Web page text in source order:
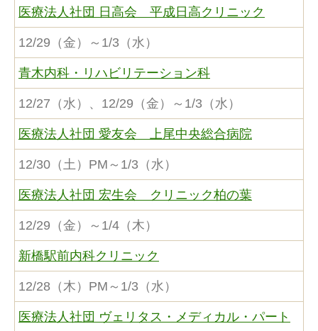
医療法人社団 日高会 平成日高クリニック
12/29（金）～1/3（水）
青木内科・リハビリテーション科
12/27（水）、12/29（金）～1/3（水）
医療法人社団 愛友会 上尾中央総合病院
12/30（土）PM～1/3（水）
医療法人社団 宏生会 クリニック柏の葉
12/29（金）～1/4（木）
新橋駅前内科クリニック
12/28（木）PM～1/3（水）
医療法人社団 ヴェリタス・メディカル・パート